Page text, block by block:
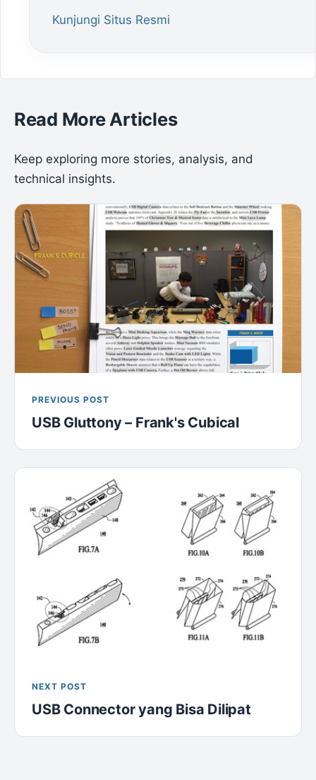
Kunjungi Situs Resmi
Read More Articles
Keep exploring more stories, analysis, and
technical insights.
PREVIOUS POST
USB Gluttony – Frank's Cubical
NEXT POST
USB Connector yang Bisa Dilipat